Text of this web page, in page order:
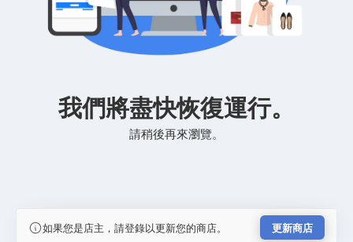
我們將盡快恢復運行。
請稍後再來瀏覽。
如果您是店主，請登錄以更新您的商店。 更新商店